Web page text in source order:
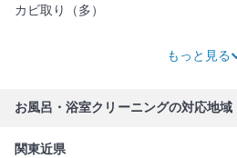
カビ取り（多）
もっと見る
お風呂・浴室クリーニングの対応地域
関東近県